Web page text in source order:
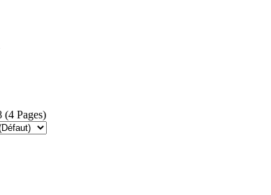
(4 Pages)